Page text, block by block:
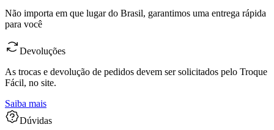
Não importa em que lugar do Brasil, garantimos uma entrega rápida
para você
Devoluções
As trocas e devolução de pedidos devem ser solicitados pelo Troque
Fácil, no site.
Saiba mais
Dúvidas